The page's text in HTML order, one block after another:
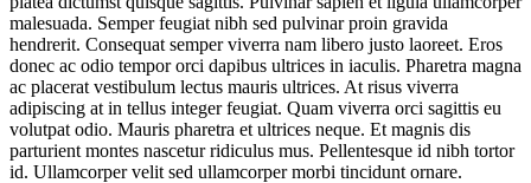
malesuada. Semper feugiat nibh sed pulvinar proin gravida
hendrerit. Consequat semper viverra nam libero justo laoreet. Eros
donec ac odio tempor orci dapibus ultrices in iaculis. Pharetra magna
ac placerat vestibulum lectus mauris ultrices. At risus viverra
adipiscing at in tellus integer feugiat. Quam viverra orci sagittis eu
volutpat odio. Mauris pharetra et ultrices neque. Et magnis dis
parturient montes nascetur ridiculus mus. Pellentesque id nibh tortor
id. Ullamcorper velit sed ullamcorper morbi tincidunt ornare.